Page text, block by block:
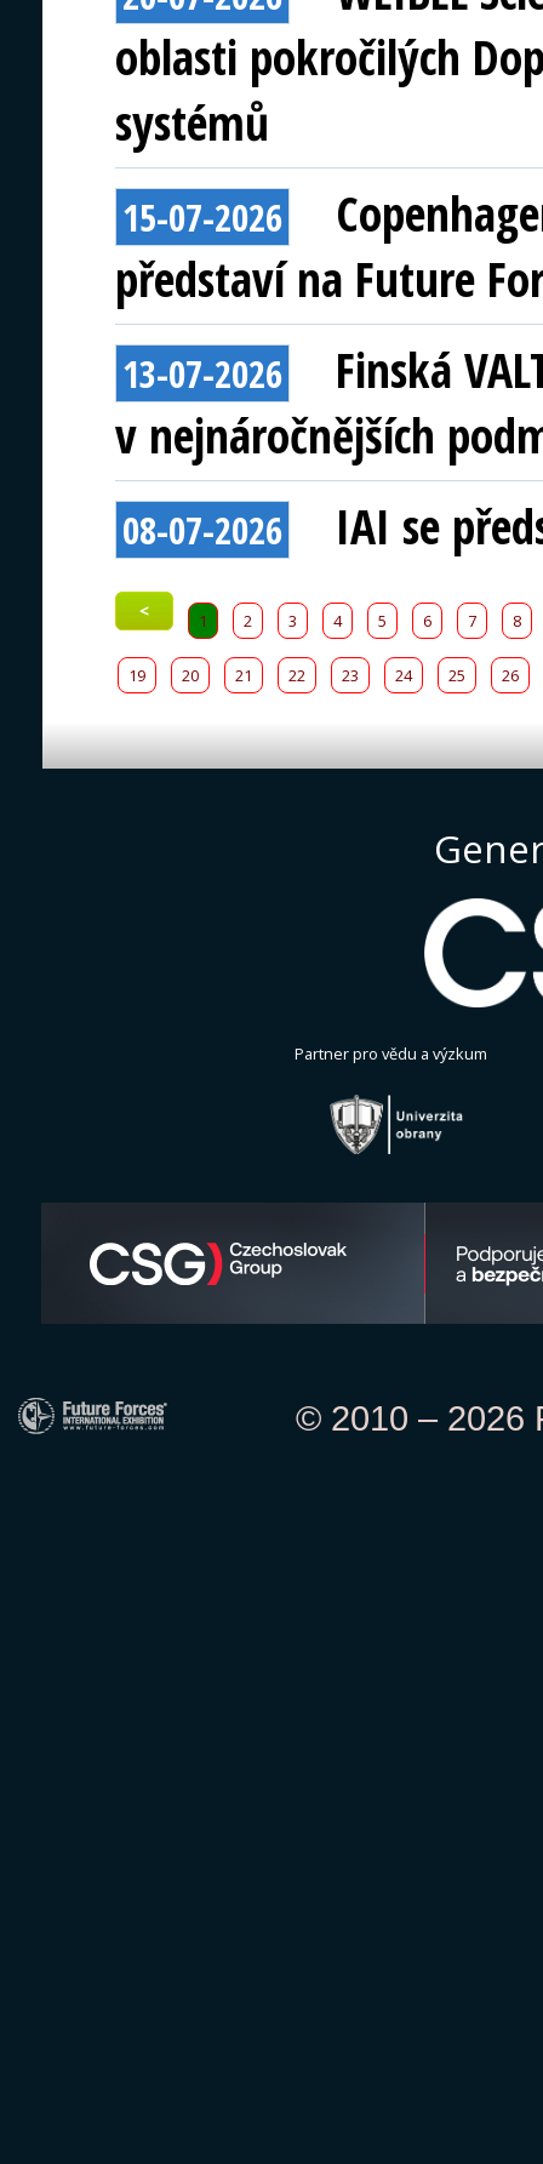
oblasti pokročilých
systémů
15-07-2026
představí na Future
13-07-2026
Finská
v nejnáročnějších
08-07-2026 IAI se
< 1 2 3 4 5 6 7 8
19 20 21 22 23 24 25 26
Partner pro vědu a výzkum
© 2010 – 2026